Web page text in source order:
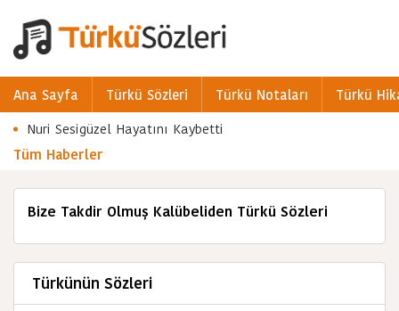
Ana Sayfa Türkü Sözleri Türkü Notaları
Türkü
Nuri Sesigüzel Hayatını Kaybetti
Tüm Haberler
Bize Takdir Olmuş Kalübeliden Türkü Sözleri
Türkünün Sözleri